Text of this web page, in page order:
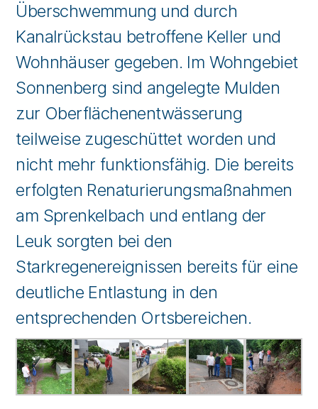
Überschwemmung und durch
Kanalrückstau betroffene Keller und
Wohnhäuser gegeben. Im Wohngebiet
Sonnenberg sind angelegte Mulden
zur Oberflächenentwässerung
teilweise zugeschüttet worden und
nicht mehr funktionsfähig. Die bereits
erfolgten Renaturierungsmaßnahmen
am Sprenkelbach und entlang der
Leuk sorgten bei den
Starkregenereignissen bereits für eine
deutliche Entlastung in den
entsprechenden Ortsbereichen.